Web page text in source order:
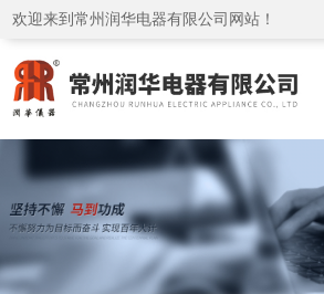
欢迎来到常州润华电器有限公司网站！